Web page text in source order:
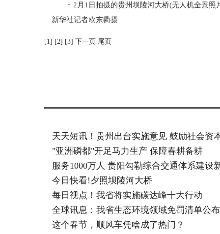
↑ 2月1日拍摄的贵州坝陵河大桥(无人机全景
新华社记者欧东衢摄
[1] [2] [3] 下一页 尾页
天天短讯！贵州出台实施意见 鼓励社会资
"亚洲磷都"开足马力生产 保障春耕备耕
服务1000万人 贵阳勾勒综合交通体系建设
今日快看!夕照坝陵河大桥
每日视点！我省将实施碳达峰十大行动
全球讯息：我省生态环境领域免罚清单公布
这个春节，顺风车凭啥成了热门？